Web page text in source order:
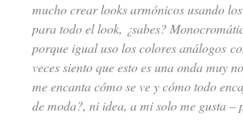
mucho crear looks armónicos usando
para todo el look, ¿sabes?
porque igual uso los colores análogos
veces siento que esto es una onda muy
me encanta cómo se ve y cómo todo
de moda?, ni idea, a mi solo me gusta –